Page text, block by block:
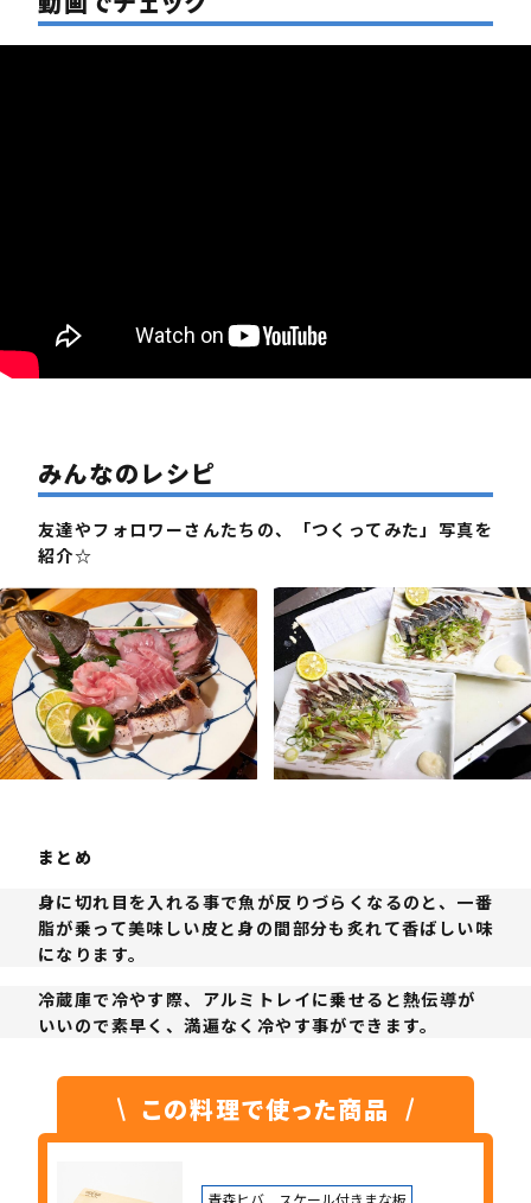
みんなのレシピ
友達やフォロワーさんたちの、「つくってみた」写真を
紹介☆
まとめ
⾝に切れ⽬を⼊れる事で⿂が反りづらくなるのと、一番
脂が乗って美味しい⽪と⾝の間部分も炙れて⾹ばしい味
になります。
冷蔵庫で冷やす際、アルミトレイに乗せると熱伝導が
いいので素早く、満遍なく冷やす事ができます。
この料理で使った商品
青森ヒバ スケール付きまな板